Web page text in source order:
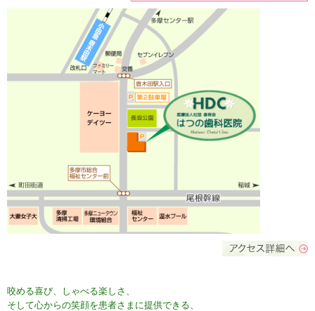
咬める喜び、しゃべる楽しさ、
そして心からの笑顔を患者さまに提供できる、